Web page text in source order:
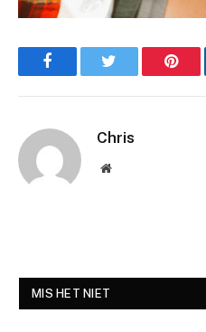
Facebook
Chris
Website
MIS HET NIET